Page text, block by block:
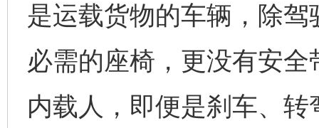
是运载货物的车辆，除
必需的座椅，更没有安
内载人，即便是刹车、
完善运行机制助力责任有效落实 一纸欠